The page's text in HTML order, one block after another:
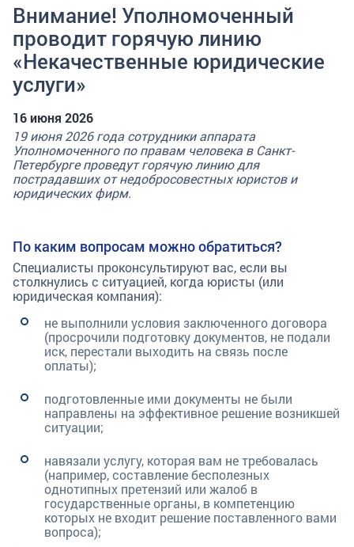
Внимание! Уполномоченный
проводит горячую линию
«Некачественные юридические
услуги»
16 июня 2026
19 июня 2026 года сотрудники аппарата
Уполномоченного по правам человека в Санкт-
Петербурге проведут горячую линию для
пострадавших от недобросовестных юристов и
юридических фирм.
По каким вопросам можно обратиться?
Специалисты проконсультируют вас, если вы
столкнулись с ситуацией, когда юристы (или
юридическая компания):
не выполнили условия заключенного договора
(просрочили подготовку документов, не подали
иск, перестали выходить на связь после
оплаты);
подготовленные ими документы не были
направлены на эффективное решение возникшей
ситуации;
навязали услугу, которая вам не требовалась
(например, составление бесполезных
однотипных претензий или жалоб в
государственные органы, в компетенцию
которых не входит решение поставленного вами
вопроса);